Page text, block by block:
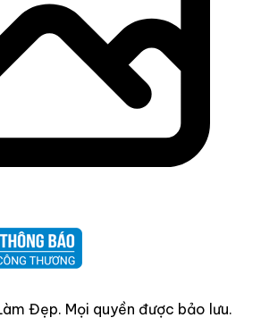
Đẹp. Mọi quyền được bảo lưu.